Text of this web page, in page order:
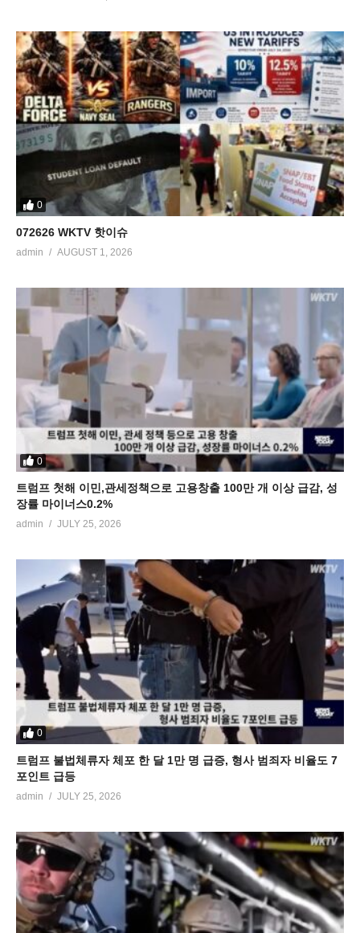
0
072626 WKTV 핫이슈
admin AUGUST 1, 2026
0
트럼프 첫해 이민,관세정책으로 고용창출 100만 개 이상 급감, 성
장률 마이너스0.2%
admin JULY 25, 2026
0
트럼프 불법체류자 체포 한 달 1만 명 급증, 형사 범죄자 비율도 7
포인트 급등
admin JULY 25, 2026